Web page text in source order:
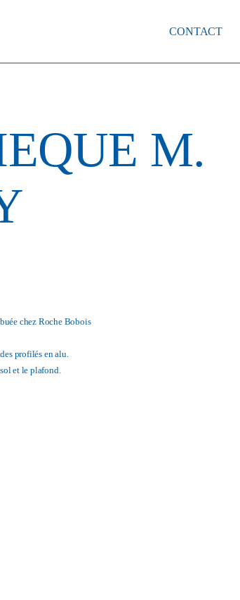
CONTACT
M.
chez Roche Bobois
profilés en alu.
et le plafond.